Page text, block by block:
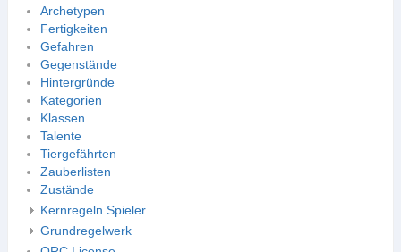
Archetypen
Fertigkeiten
Gefahren
Gegenstände
Hintergründe
Kategorien
Klassen
Talente
Tiergefährten
Zauberlisten
Zustände
Kernregeln Spieler
Grundregelwerk